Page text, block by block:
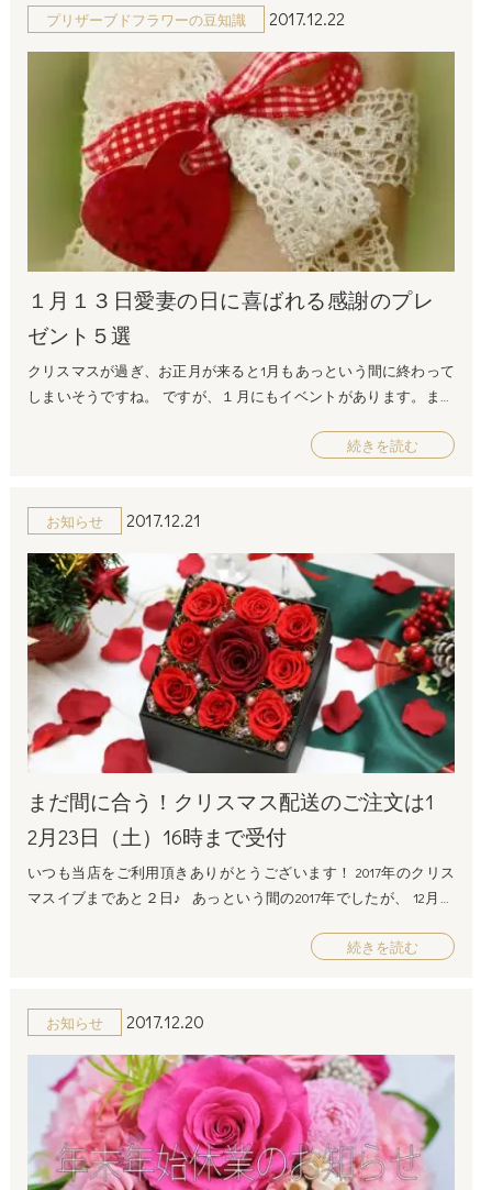
ですよね！ 「記念日ごとにうちの旦那、お花くれるの～！」 なん
て奥さまはお友達に自慢したいはずですよ・・・♡ お花をあげる
時の”秘密のテクニック”は？ お花をあげる時に”奥様をは喜ばせる
テクニック”は３つ！ 二人きりのところで渡す！ 人が大勢いるとこ
ろよりは、二人っきりのタイミングで渡してみてください。 いつ
もの生活の中にある”特別”が奥様の心をつかみます！ 渡す時は
「ひとことor花言葉」を必ず添える！ 恥ずかしいから・・・と、
何も言わずに渡してしまうのは とってももったいないです！ 「い
つもありがとう」やその花の「花言葉」を添えると 奥さまはとっ
ても喜びます。 例えば、バラなら「愛してる」ダリアなら「感
物！サプライズを忘れない！ 少しのサプライズが嬉しいもので
す！ 例えば、 ・奥さんが出かけている間に準備して帰ってきたら
・お仕事帰りにあえてインターホンを鳴らして奥さんに扉を開け
てもらい玄関で渡す！ 以上が奥さまを喜ばせる”花贈りテクニッ
ク”です！ どれか１つでも実践してみてはいかがでしょうか？ 愛妻
の日におすすめなプリザーブドフラワーは？ では、実際にどんな
おすすめなプリザーブドフラワーをご紹介いたします！ 赤いバラ
は人気No. 1！ 愛を伝える贈り物に人気なのは”赤いバラ”。 もちろ
ん、愛妻の日にもおすすめです。 日頃なかなか言えない気持ちを
赤いバラのプリザーブドフラワーに託して プレゼントしてみては
いかがでしょうか？ ピンクのお花が可愛い奥さまにぴったりなア
レンジメント 大輪のバラはまるで宝物のよう。 ナチュラルなバス
ケットにお花を詰め込んだ 可愛いプリザーブドフラワーのアレン
ジメントは 笑顔が可愛い奥さまにぴったりです♪ 優しい黄色のプ
リザーブドフラワー 優しい黄色のアレンジメントの主役”ガーベ
ラ”の花言葉は”美”。 まるで、いつも優しくていつも美しい奥様の
ようです。 日頃の感謝を込めて”ふんわり優しいアレンジメン
人の幸せを見守る、小さなアレンジメント プリザーブドフラワー
の横に可愛い小さな小鳥が佇んでいます。 まるで小さな小鳥がお
られるよう、 願いを込めて奥さまにお送りください♪ いかがでし
たか？ 奥さまが喜んでいる姿を想像できましたか♪？ みなさまと
大切な奥様が素敵な”愛妻の日”を過ごされますよう 精一杯お手伝
プリザーブドフラワーの品ぞろえが常時２００種類以上！ フルー
ルドゥマカロン プリザーブドフラワー通販専門店 所在地：〒550
-0013 大阪府大阪市西区新町1-14-41 電話：06-6543-8783 FAX：06-65
43-8784 営業時間：平日9:00～18:00 (土・日・祝休日) メールアド
レス：info@dojimakadan.jp お問い合せフォーム：https://www.dojima
kadan.jp/contact/
パートナーを想いご夫婦で楽しく過ごす日にしていただけたらと
した こんな話をよく聞きます。お花一輪でもプレゼントしてくれ
たら・・・ 奥様は少し寂しい気持ちになっているのかもしれませ
ビックリさせるのはどうでしょ うか・・・ 奥様が望んでいるサプ
ライズプレゼントはけして高価なものではないと思います！ 時
間！・・・家事からの解放 会話！・・・聞いてもらいたいことが
いっぱい これは少しの工夫で解決できるものだと思います・・・
昔の気持ちを思い出して 奥様は女性なんです・・・奥様を一人の
女性として考えたプレゼント選びが重要です！！ はじめにお話し
ましたように、花一輪でも・・・が奥様の正直な気持ちなのかも
しれないですね。 結婚前は色んな所にデートに誘い、奥様を女性
として喜ばすことをいつも考えていませんでしたか？ 彼女と呼ん
でいた頃の気持ちになって、ビックリさせてあげてください。 妻
が貰って嬉しい物 女性が貰って嬉しい物には、指輪やネックレス
セサリーの選び方がわからない方は、お花のプレゼントはいかが
ではまだそのように日常生活にお花を贈るということは少ないの
で、プレゼントにはうってつけです。 いかがでしょうか、今年の
愛妻の日にはお花を眺めながら、お二人で時間を共有しあいほっ
こりと過ごしていただけたらと思います。
プリザーブドフラワーの品ぞろえが常時２００種類以上！ フルー
ルドゥマカロン プリザーブドフラワー通販専門店 所在地：〒550
-0013 大阪府大阪市西区新町1-14-41 電話：06-6543-8783 FAX：06-65
43-8784 営業時間：平日9:00～18:00 (土・日・祝休日) メールアド
レス：info@dojimakadan.jp お問い合せフォーム：https://www.dojima
プリザーブドフラワーの豆知識 2017.12.22
１月１３日愛妻の日に喜ばれる感謝のプレ
ゼント５選
クリスマスが過ぎ、お正月が来ると1月もあっという間に終わって
しまいそうですね。 ですが、１月にもイベントがあります。まだ
てプレゼントを贈りませんか。 愛妻の日に人気のプレゼントを調
の ５選 感謝の言葉 愛妻の日こそ、ここは滅多に言うことのない
感謝の言葉、「いつもありがとう」と伝えてみませんか。 感謝の
言葉と、手作り料理などを贈ると、より一層喜ばれると思いま
す。 奥さまの代わりに1日家事 毎日、家事や育児で忙しい奥さま
の代わりにその日一日家事をして、奥さまへ自由な時間をプレゼ
ントするのも喜んでくれると思います。 家事が苦手なご主人様も
いらっしゃると思いますが、奥さまの笑顔のために頑張ってみて
はいかがでしょうか。この日をきっかけに、より夫婦の絆が深ま
るかもしれません。 疲れを癒してくれるスイーツ ケーキや洋菓
子、和菓子などの甘いものが好きな奥さまも多いのではないで
しょうか。 疲れた時には甘いものが食べたくなります。 家事や子
育て、お仕事で疲れた身体を癒してくれる甘いスイーツをお仕事
帰りに買って帰るのもとってもおススメです。 サプライズで旅行
旅行好きな奥さまには、2人で初めてデートした場所や行ってみた
すが、こういったステキなイベントこそ奥様に感謝の気持ちを込
めて、ぜひお花をプレゼントしてあげてください。 因みに感謝の
意味を持つお花は、 ・バラ （ピンク） ・ガーベラ （ピンク）
・レースフラワー （ホワイト） ・トルコキキョウ ・ダリア
（ホワイト） などがあります。 これらのお花が入った花束やアレ
ンジメントなどを贈るのもいいかもしれませんね。 いかがでした
か。1月31日「愛妻の日」、誕生日とは別に奥様に愛情と感謝の気
続きを読む
お知らせ 2017.12.21
まだ間に合う！クリスマス配送のご注文は1
2月23日（土）16時まで受付
いつも当店をご利用頂きありがとうございます！ 2017年のクリス
マスイブまであと２日♪ あっという間の2017年でしたが、 12月の
セージをカードにするサービスもしております。 一年間お世話に
素敵なクリスマスをお迎えしましょう♪ クリスマス当日配送もま
だ間に合います！ クリスマス当日のお届けもまだ間に合います！
12月24日（日）・12月25日（月）の配送は、12月23日（土）の16時
まで受け付けております。 ※九州、北海道、青森県、秋田県、沖
縄県、離島等一部地域は到着に時間がかかる場合がございます。
続きを読む
お知らせ 2017.12.20